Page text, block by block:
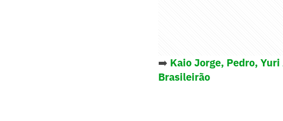
➡️ Kaio Jorge, Pedro,
Brasileirão